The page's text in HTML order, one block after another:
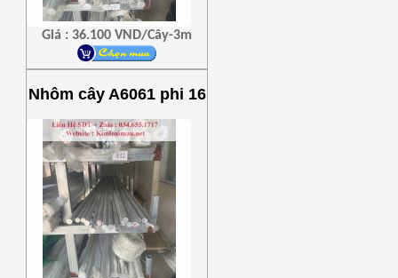
Giá : 36.100 VND/Cây-3m
Nhôm cây A6061 phi 16